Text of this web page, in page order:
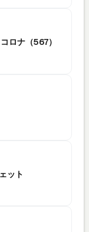
ロナ（567）
ット